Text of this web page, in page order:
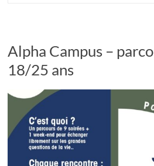
Alpha Campus –
18/25 ans